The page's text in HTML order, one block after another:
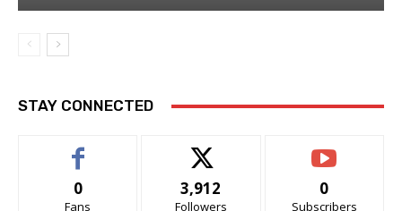
STAY CONNECTED
0
Fans
3,912
Followers
0
Subscribers